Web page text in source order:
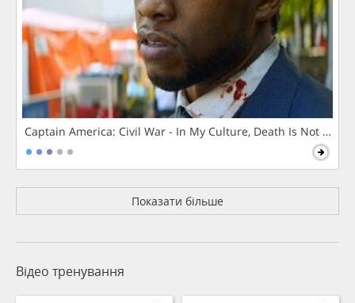
Captain America: Civil War - In My Culture, Death Is Not The
Показати більше
Відео тренування